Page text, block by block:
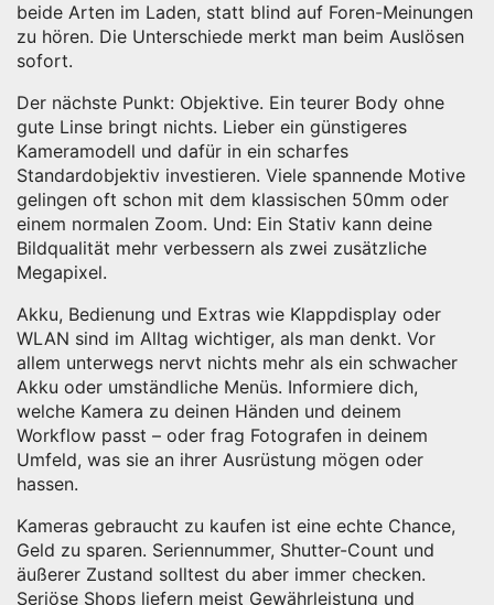
beide Arten im Laden, statt blind auf Foren-Meinungen
zu hören. Die Unterschiede merkt man beim Auslösen
sofort.
Der nächste Punkt: Objektive. Ein teurer Body ohne
gute Linse bringt nichts. Lieber ein günstigeres
Kameramodell und dafür in ein scharfes
Standardobjektiv investieren. Viele spannende Motive
gelingen oft schon mit dem klassischen 50mm oder
einem normalen Zoom. Und: Ein Stativ kann deine
Bildqualität mehr verbessern als zwei zusätzliche
Megapixel.
Akku, Bedienung und Extras wie Klappdisplay oder
WLAN sind im Alltag wichtiger, als man denkt. Vor
allem unterwegs nervt nichts mehr als ein schwacher
Akku oder umständliche Menüs. Informiere dich,
welche Kamera zu deinen Händen und deinem
Workflow passt – oder frag Fotografen in deinem
Umfeld, was sie an ihrer Ausrüstung mögen oder
hassen.
Kameras gebraucht zu kaufen ist eine echte Chance,
Geld zu sparen. Seriennummer, Shutter-Count und
äußerer Zustand solltest du aber immer checken.
Seriöse Shops liefern meist Gewährleistung und